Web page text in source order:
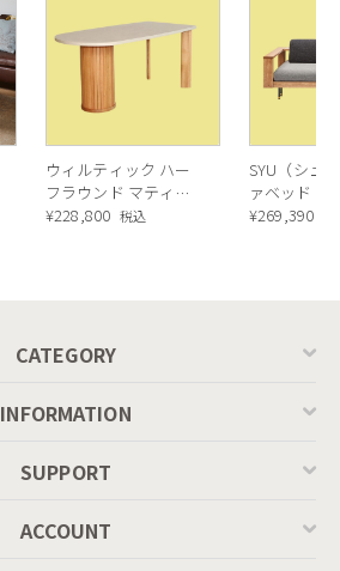
ウィルティック ハー
フラウンド マティエ
ラ塗装 ダイニングテ
¥228,800 税込
SYU（シュ
ァベッド（
ル）190cm
¥269,390
CATEGORY
INFORMATION
SUPPORT
ACCOUNT